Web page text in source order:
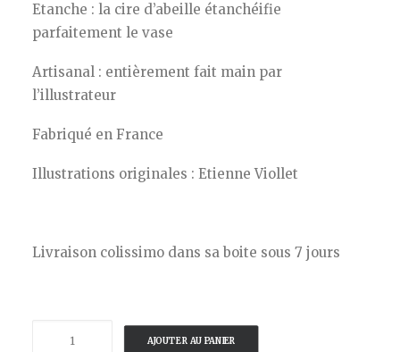
Etanche : la cire d’abeille étanchéifie
parfaitement le vase
Artisanal : entièrement fait main par
l’illustrateur
Fabriqué en France
Illustrations originales : Etienne Viollet
Livraison colissimo dans sa boite sous 7 jours
AJOUTER AU PANIER